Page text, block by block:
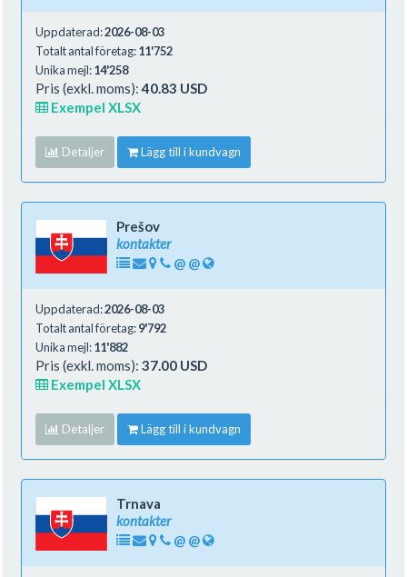
Uppdaterad:2026-08-03
Totalt antal företag:11'752
Unika mejl:14'258
Pris (exkl. moms):40.83 USD
Exempel XLSX
Detaljer Lägg till i kundvagn
Prešov
kontakter
@ @
Uppdaterad:2026-08-03
Totalt antal företag:9'792
Unika mejl:11'882
Pris (exkl. moms): 37.00 USD
Exempel XLSX
Detaljer Lägg till i kundvagn
Trnava
kontakter
@ @